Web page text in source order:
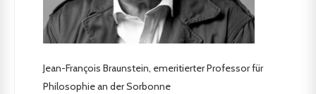
Jean-François Braunstein, emeritierter Professor für
Philosophie an der Sorbonne